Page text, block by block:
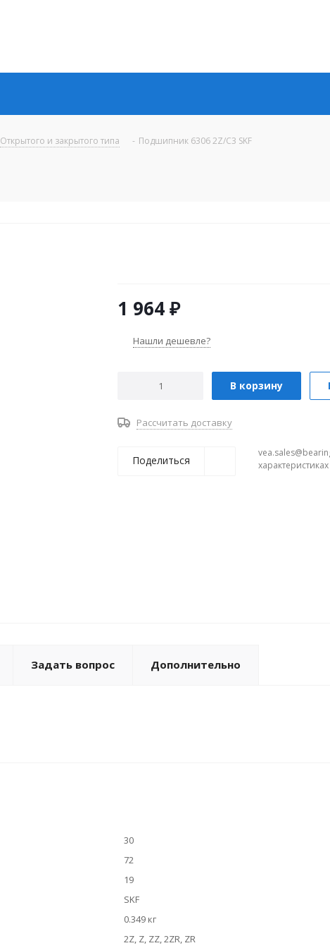
Открытого и закрытого типа - Подшипник 6306 2Z/C3 SKF
1 964₽
Нашли дешевле?
В корзину
Рассчитать доставку
Поделиться
Задать вопрос Дополнительно
30
72
19
SKF
0.349 кг
2Z, Z, ZZ, 2ZR, ZR